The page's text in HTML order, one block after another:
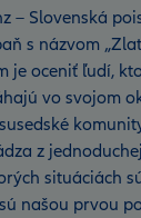
– Slovenská
s názvom
je oceniť ľudí,
vo svojom
z
situáciách
našou prvou